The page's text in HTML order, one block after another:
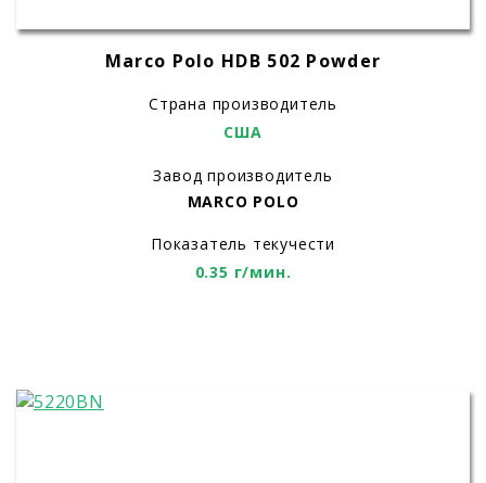
Marco Polo HDB 502 Powder
Страна производитель
США
Завод производитель
MARCO POLO
Показатель текучести
0.35 г/мин.